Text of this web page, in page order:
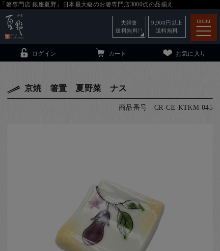
「箸専門店 銀座夏野」日本最大級のお箸専門店3000点の品揃え
menu
ログイン カート お気に入り
夫婦箸
送料無料!!
9,900 円以上
送料無料
京焼 箸置 夏野菜 ナス
商品番号 CR-CE-KTKM-045